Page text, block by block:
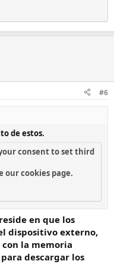
#6
de estos.
consent to set third
ourcookies page.
en que los
dispositivo externo,
la memoria
descargar los